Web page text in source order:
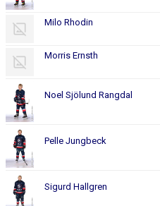
Milo Rhodin
Morris Ernsth
Noel Sjölund Rangdal
Pelle Jungbeck
Sigurd Hallgren